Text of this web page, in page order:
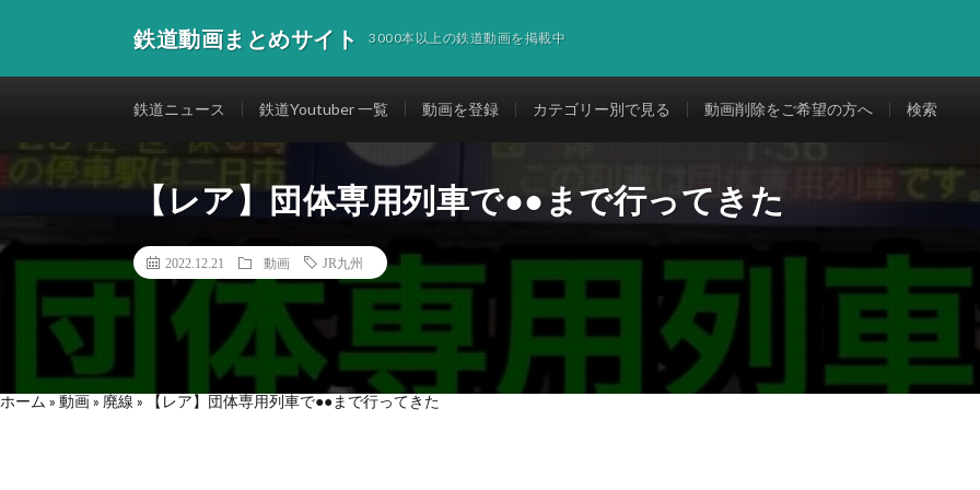
鉄道動画まとめサイト 3000本以上の鉄道動画を掲載中
鉄道ニュース 鉄道Youtuber 一覧 動画を登録 カテゴリー別で見る 動画削除をご希望の方へ 検索
【レア】団体専用列車で●●まで行ってきた
2022.12.21 動画 JR九州
ホーム » 動画» 廃線 » 【レア】団体専用列車で●●まで行ってきた